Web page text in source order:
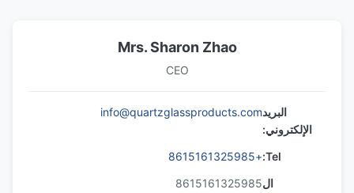
Mrs. Sharon Zhao
CEO
البريد
الإلكتروني:
info@quartzglassproducts.com
Tel:
+8615161325985
ال8615161325985